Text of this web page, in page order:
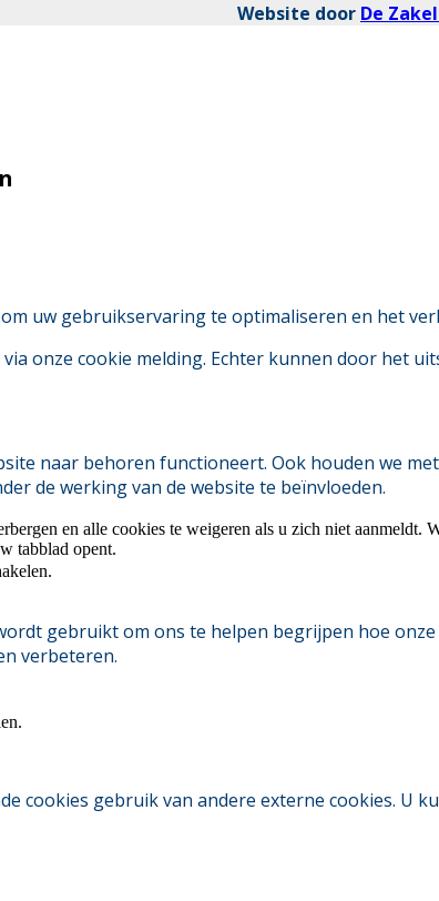
Website door De
uw gebruikservaring te optimaliseren en het
onze cookie melding. Echter kunnen door het
naar behoren functioneert. Ook houden we
de werking van de website te beïnvloeden.
en alle cookies te weigeren als u zich niet
tabblad opent.
gebruikt om ons te helpen begrijpen hoe
verbeteren.
cookies gebruik van andere externe cookies. U